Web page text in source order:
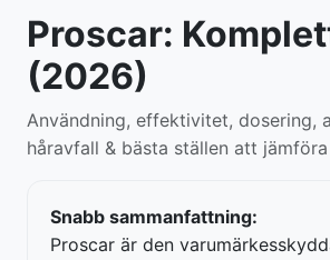
Proscar:
(2026)
Användning, effektivitet, dosering,
håravfall & bästa ställen att
Snabb sammanfattning:
Proscar är den